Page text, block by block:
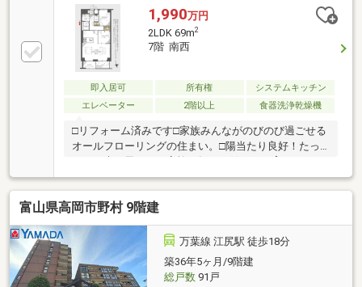
1,990万円
2LDK 69m2
7階 南西
即入居可 所有権
システムキッチン
エレベーター
2階以上 食器洗浄乾燥機
□リフォーム済みです□家族みんながのびのび過ごせる
オールフローリングの住まい。□陽当たり良好！たっ
□エレベーター有り、スムーズに移動できます。＼ぜ
ひ、中を見てみてください／
富山県高岡市野村 9階建
万葉線 江尻駅 徒歩18分
築36年5ヶ月/9階建
総戸数91戸